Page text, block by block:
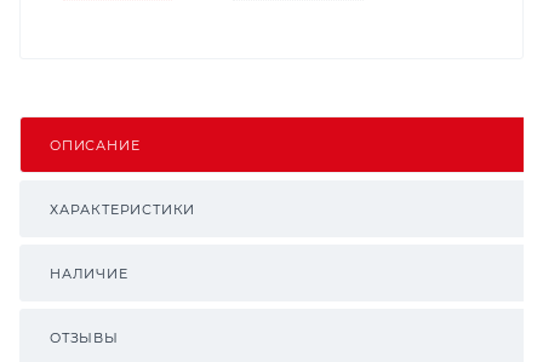
ОПИСАНИЕ
ХАРАКТЕРИСТИКИ
НАЛИЧИЕ
ОТЗЫВЫ